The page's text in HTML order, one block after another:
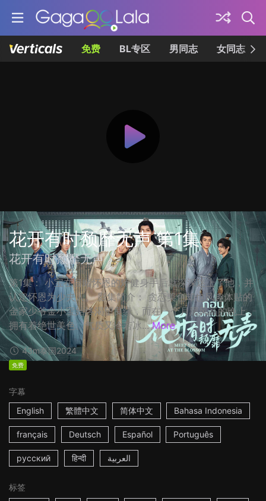
免费 BL专区 男同志 女同志
花开有时颓靡无声 第1集
花开有时颓靡无声
第1集： 小宝在目睹怀恩的矫健身手后就深深迷上了他，并
认定怀恩为少夫人。 影集简介： 贪恋美色却也风趣体贴的
金家少爷金小宝始终渴望良缘，而在一个月黑风高的晚上，
拥有着绝世美色、气质又冷若冰... More
43m泰国2024
免费
字幕
English
繁體中文 简体中文 Bahasa Indonesia
français Deutsch Español Português
русский हिन्दी العربية
标签